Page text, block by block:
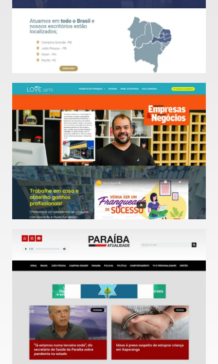
ANTÉRIO e RODRIGUES
Site institucional no segmento jurídico
Love Gifts
Site focado para a expansão de franquias pelo Brasil
Veja o Site
Paraíba Atualidade